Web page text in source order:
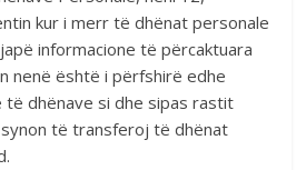
kur i merr të dhënat personale
informacione të përcaktuara
nenë është i përfshirë edhe
të dhënave si dhe sipas rastit
të transferoj të dhënat